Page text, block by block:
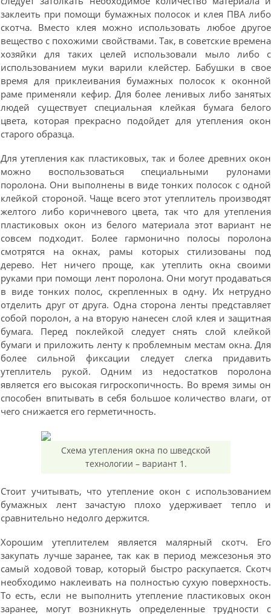
заклеить при помощи бумажных полосок и клея ПВА либо
скотча. Вместо клея можно использовать любое другое
вещество с похожими свойствами. Так, в советские времена
хозяйки для таких целей использовали мыло либо с
использованием муки варили клейстер. Бабушки в свое
время для приклеивания бумажных полосок к оконной
раме применяли кефир. Для более ленивых либо занятых
людей существует специальная клейкая бумага белого
цвета, которая прекрасно подойдет для утепления окон
старого образца.
Для утепления как пластиковых, так и более древних окон
можно воспользоваться специальными рулонами
поролона. Они выполнены в виде тонких полосок с одной
клейкой стороной. Чаще всего этот утеплитель производят
желтого либо коричневого цвета, так что для утепления
пластиковых окон из белого материала этот вариант не
совсем подходит. Более гармонично полосы поролона
смотрятся на окнах, рамы которых стилизованы под
дерево. Нет ничего проще, как утеплить окна своими
руками при помощи лент поролона. Они могут продаваться
в виде тонких полос, скрепленных в одну. Их нетрудно
отделить друг от друга. Одна сторона ленты представляет
собой поролон, а на вторую нанесен слой клея и защитная
бумага. Перед поклейкой следует снять слой клейкой
бумаги и приложить ленту к проблемным местам окна. Для
более сильной фиксации следует слегка придавить
утеплитель рукой. Одним из недостатков поролона
является его высокая гигроскопичность. Во время зимы он
способен впитывать в себя большое количество влаги, от
чего снижается его герметичность.
Схема утепления окна по шведской
технологии – вариант 1.
Стоит учитывать, что утепление окон с использованием
бумажных лент зачастую плохо удерживает тепло и
сравнительно недолго держится.
Хорошим утеплителем является малярный скотч. Его
закупать лучше заранее, так как в период межсезонья это
самый ходовой товар, который быстро раскупается. Скотч
необходимо наклеивать на полностью сухую поверхность.
То есть, если не выполнить утепление пластиковых окон
заранее, могут возникнуть определенные трудности с